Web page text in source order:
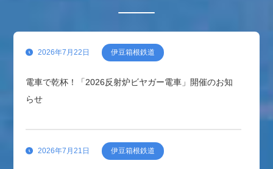
2026年7月22日 伊豆箱根鉄道
電車で乾杯！「2026反射炉ビヤガー電車」開催のお知
らせ
2026年7月21日 伊豆箱根鉄道